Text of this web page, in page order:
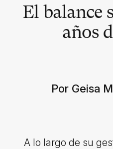
El balance
años
Por Geisa
A lo largo de su